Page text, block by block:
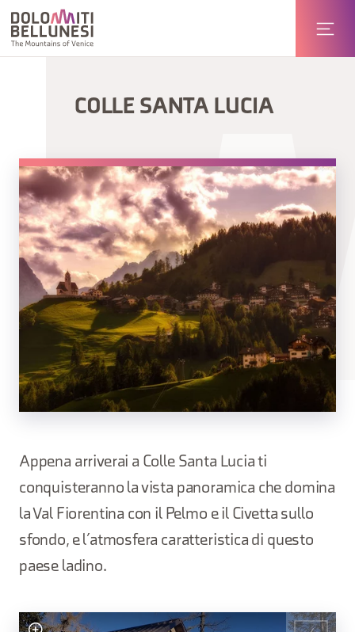
COLLE SANTA LUCIA
Appena arriverai a Colle Santa Lucia ti
conquisteranno la vista panoramica che domina
la Val Fiorentina con il Pelmo e il Civetta sullo
sfondo, e l’atmosfera caratteristica di questo
paese ladino.